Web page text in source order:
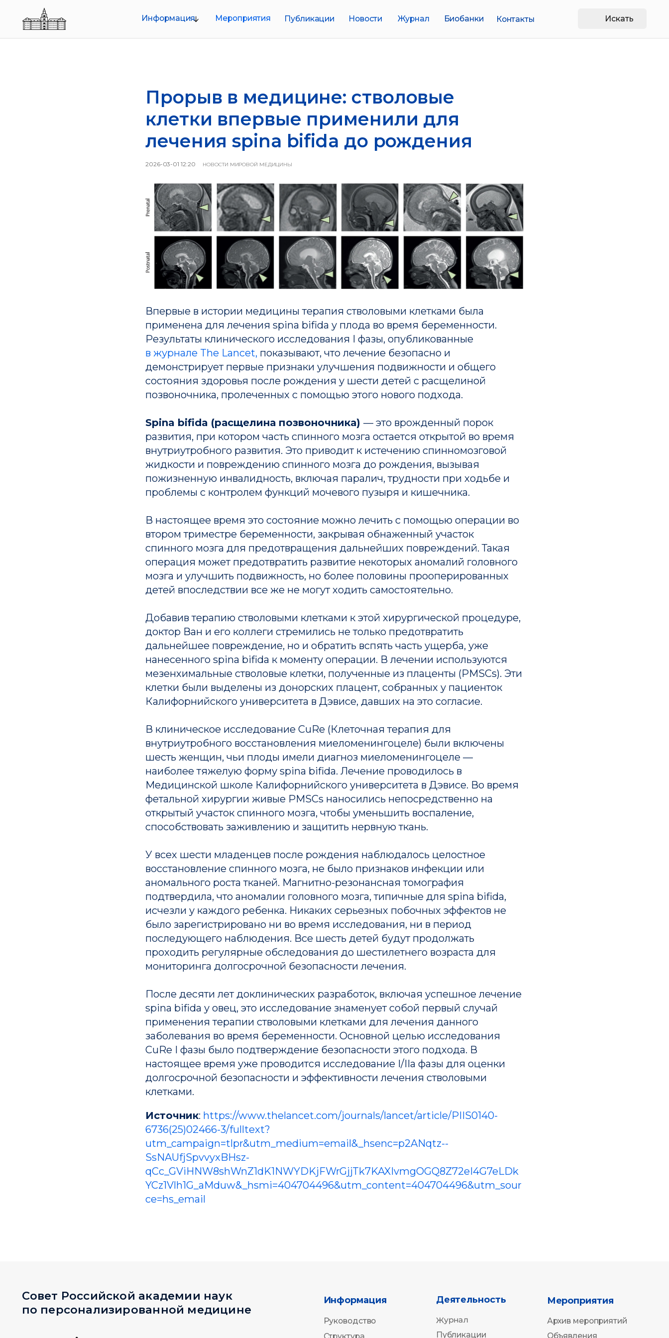
Информация Мероприятия Публикации Новости Журнал Контакты
Биобанки
Прорыв в медицине: стволовые
клетки впервые применили для
лечения spina bifida до рождения
2026-03-01 12:20 НОВОСТИ МИРОВОЙ МЕДИЦИНЫ
Впервые в истории медицины терапия стволовыми клетками была
применена для лечения spina bifida у плода во время беременности.
Результаты клинического исследования I фазы, опубликованные
в журнале The Lancet, показывают, что лечение безопасно и
демонстрирует первые признаки улучшения подвижности и общего
состояния здоровья после рождения у шести детей с расщелиной
позвоночника, пролеченных с помощью этого нового подхода.
Spina bifida (расщелина позвоночника) — это врожденный порок
развития, при котором часть спинного мозга остается открытой во время
внутриутробного развития. Это приводит к истечению спинномозговой
жидкости и повреждению спинного мозга до рождения, вызывая
пожизненную инвалидность, включая паралич, трудности при ходьбе и
проблемы с контролем функций мочевого пузыря и кишечника.
В настоящее время это состояние можно лечить с помощью операции во
втором триместре беременности, закрывая обнаженный участок
спинного мозга для предотвращения дальнейших повреждений. Такая
операция может предотвратить развитие некоторых аномалий головного
мозга и улучшить подвижность, но более половины прооперированных
детей впоследствии все же не могут ходить самостоятельно.
Добавив терапию стволовыми клетками к этой хирургической процедуре,
доктор Ван и его коллеги стремились не только предотвратить
дальнейшее повреждение, но и обратить вспять часть ущерба, уже
нанесенного spina bifida к моменту операции. В лечении используются
мезенхимальные стволовые клетки, полученные из плаценты (PMSCs). Эти
клетки были выделены из донорских плацент, собранных у пациенток
Калифорнийского университета в Дэвисе, давших на это согласие.
В клиническое исследование CuRe (Клеточная терапия для
внутриутробного восстановления миеломенингоцеле) были включены
шесть женщин, чьи плоды имели диагноз миеломенингоцеле —
наиболее тяжелую форму spina bifida. Лечение проводилось в
Медицинской школе Калифорнийского университета в Дэвисе. Во время
фетальной хирургии живые PMSCs наносились непосредственно на
открытый участок спинного мозга, чтобы уменьшить воспаление,
способствовать заживлению и защитить нервную ткань.
У всех шести младенцев после рождения наблюдалось целостное
восстановление спинного мозга, не было признаков инфекции или
аномального роста тканей. Магнитно-резонансная томография
подтвердила, что аномалии головного мозга, типичные для spina bifida,
исчезли у каждого ребенка. Никаких серьезных побочных эффектов не
было зарегистрировано ни во время исследования, ни в период
последующего наблюдения. Все шесть детей будут продолжать
проходить регулярные обследования до шестилетнего возраста для
мониторинга долгосрочной безопасности лечения.
После десяти лет доклинических разработок, включая успешное лечение
spina bifida у овец, это исследование знаменует собой первый случай
применения терапии стволовыми клетками для лечения данного
заболевания во время беременности. Основной целью исследования
CuRe I фазы было подтверждение безопасности этого подхода. В
настоящее время уже проводится исследование I/IIa фазы для оценки
долгосрочной безопасности и эффективности лечения стволовыми
клетками.
Источник: https://www.thelancet.com/journals/lancet/article/PIIS0140-
6736(25)02466-3/fulltext?
utm_campaign=tlpr&utm_medium=email&_hsenc=p2ANqtz--
SsNAUfjSpvvyxBHsz-
qCc_GViHNW8shWnZ1dK1NWYDKjFWrGjjTk7KAXIvmgOGQ8Z72eI4G7eLDk
YCz1Vlh1G_aMduw&_hsmi=404704496&utm_content=404704496&utm_sour
ce=hs_email
Журнал
Руководство
Совет Российской академии наук
по персонализированной медицине